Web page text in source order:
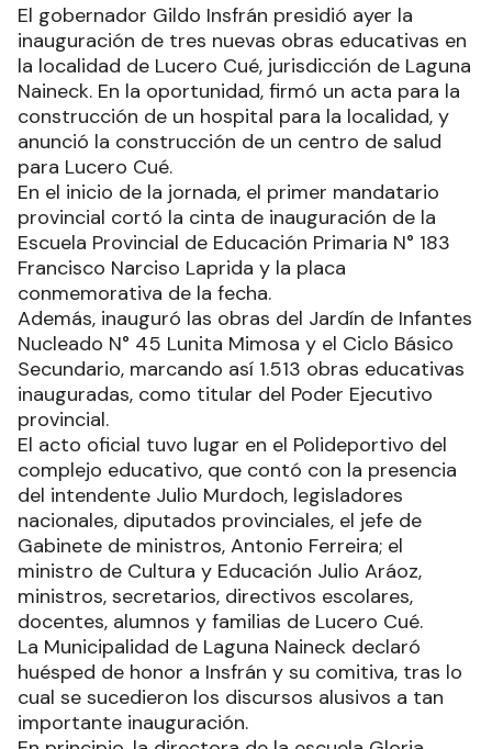
El gobernador Gildo Insfrán presidió ayer la
inauguración de tres nuevas obras educativas en
la localidad de Lucero Cué, jurisdicción de Laguna
Naineck. En la oportunidad, firmó un acta para la
construcción de un hospital para la localidad, y
anunció la construcción de un centro de salud
para Lucero Cué.
En el inicio de la jornada, el primer mandatario
provincial cortó la cinta de inauguración de la
Escuela Provincial de Educación Primaria N° 183
Francisco Narciso Laprida y la placa
conmemorativa de la fecha.
Además, inauguró las obras del Jardín de Infantes
Nucleado N° 45 Lunita Mimosa y el Ciclo Básico
Secundario, marcando así 1.513 obras educativas
inauguradas, como titular del Poder Ejecutivo
provincial.
El acto oficial tuvo lugar en el Polideportivo del
complejo educativo, que contó con la presencia
del intendente Julio Murdoch, legisladores
nacionales, diputados provinciales, el jefe de
Gabinete de ministros, Antonio Ferreira; el
ministro de Cultura y Educación Julio Aráoz,
ministros, secretarios, directivos escolares,
docentes, alumnos y familias de Lucero Cué.
La Municipalidad de Laguna Naineck declaró
huésped de honor a Insfrán y su comitiva, tras lo
cual se sucedieron los discursos alusivos a tan
importante inauguración.